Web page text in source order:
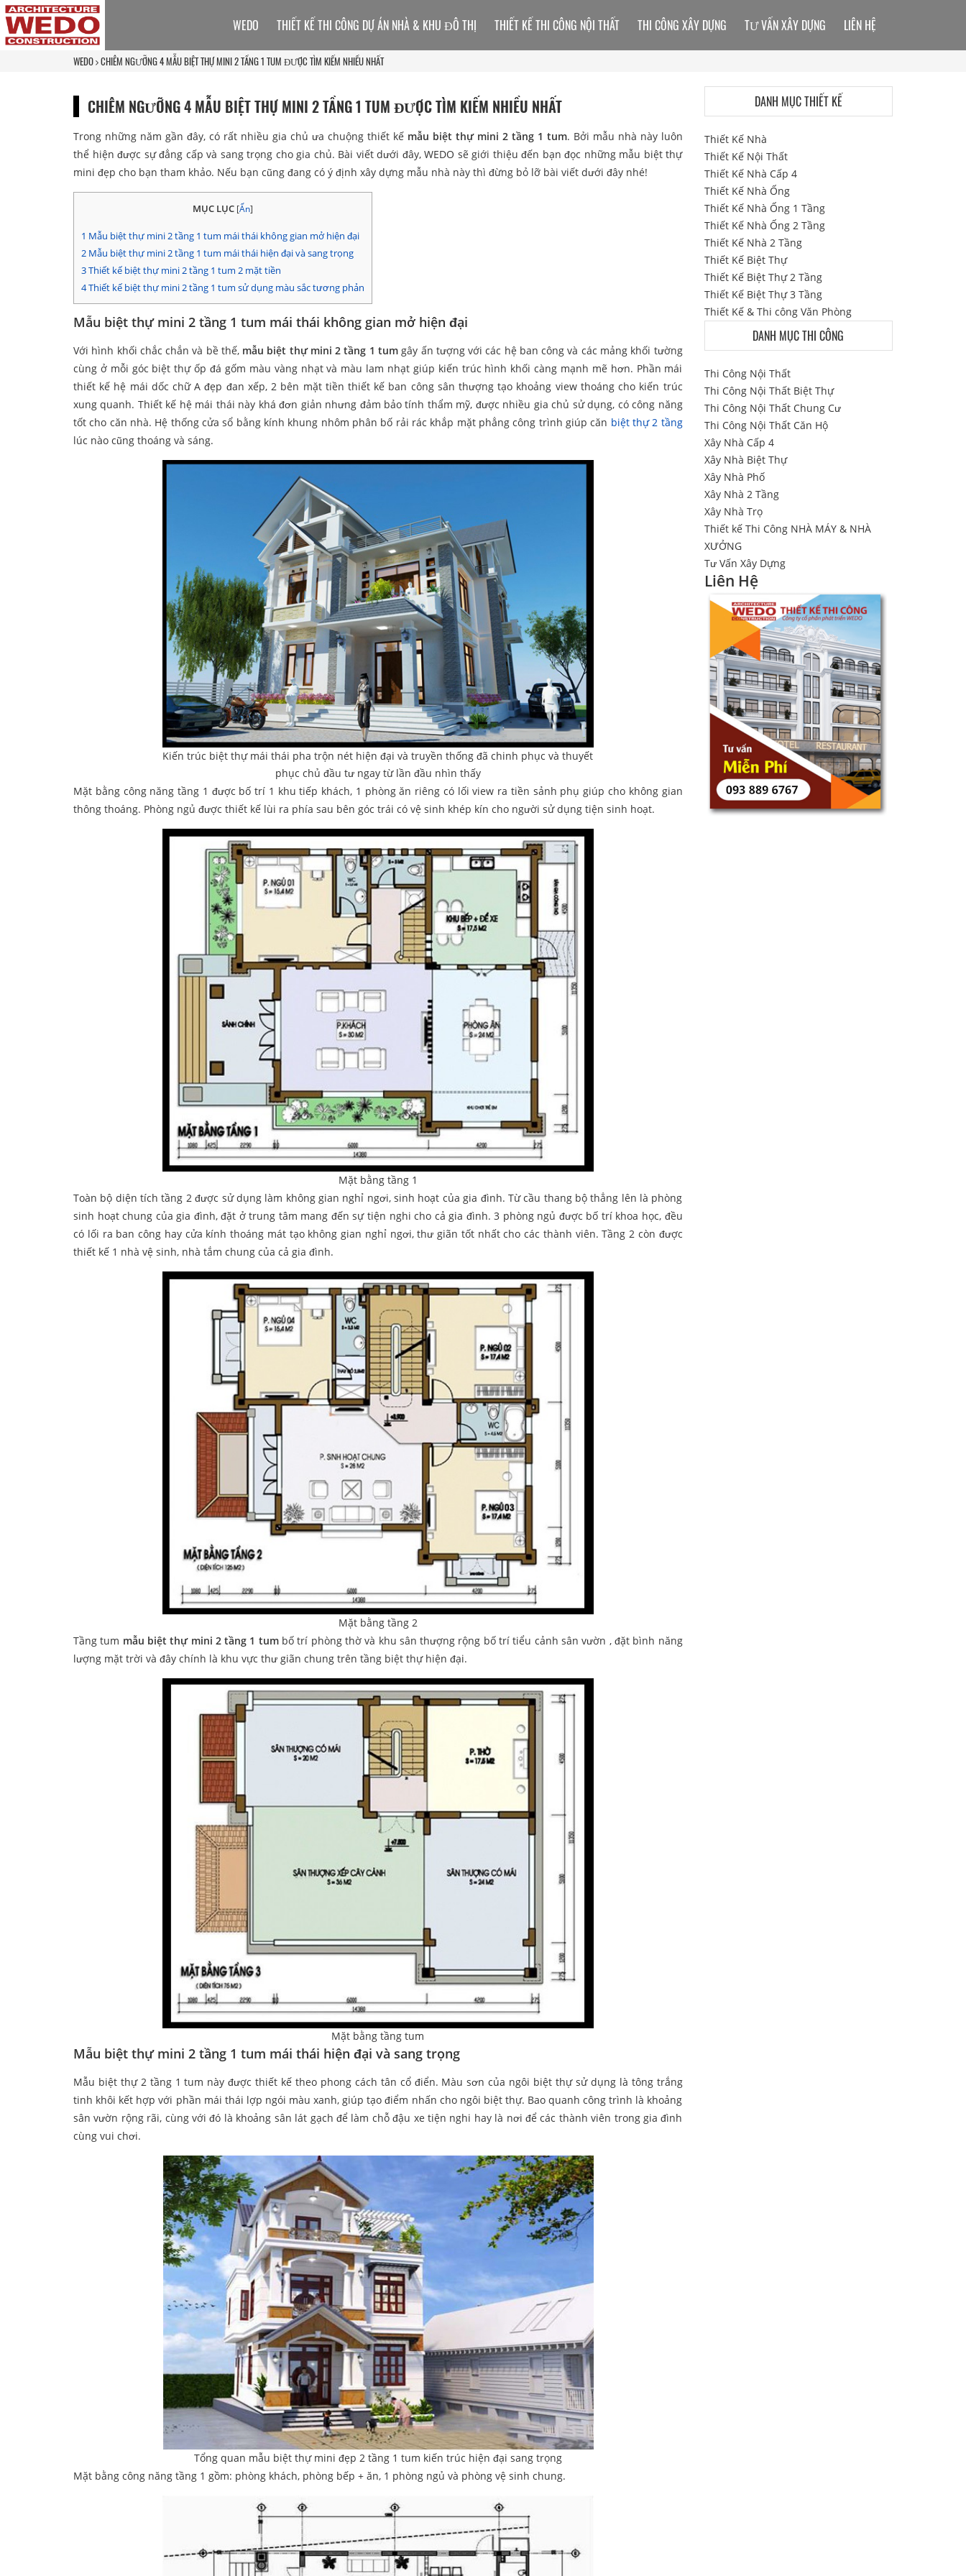
WEDO CHIÊM NGƯỠNG 4 MẪU BIỆT THỰ MINI 2 TẦNG 1 TUM ĐƯỢC TÌM KIẾM NHIỀU NHẤT
CHIÊM NGƯỠNG 4 MẪU BIỆT THỰ MINI 2 TẦNG 1 TUM ĐƯỢC TÌM KIẾM NHIỀU NHẤT
Trong những năm gần đây, có rất nhiều gia chủ ưa chuộng thiết kế mẫu biệt thự mini 2 tầng 1 tum. Bởi mẫu nhà này luôn
thể hiện được sự đẳng cấp và sang trọng cho gia chủ. Bài viết dưới đây, WEDO sẽ giới thiệu đến bạn đọc những mẫu biệt thự
mini đẹp cho bạn tham khảo. Nếu bạn cũng đang có ý định xây dựng mẫu nhà này thì đừng bỏ lỡ bài viết dưới đây nhé!
MỤC LỤC [Ẩn]
1 Mẫu biệt thự mini 2 tầng 1 tum mái thái không gian mở hiện đại
2 Mẫu biệt thự mini 2 tầng 1 tum mái thái hiện đại và sang trọng
3Thiết kế biệt thự mini 2 tầng 1 tum 2 mặt tiền
4Thiết kế biệt thự mini 2 tầng 1 tum sử dụng màu sắc tương phản
Mẫu biệt thự mini 2 tầng 1 tum mái thái không gian mở hiện đại
Với hình khối chắc chắn và bề thế, mẫu biệt thự mini 2 tầng 1 tumgây ấn tượng với các hệ ban công và các mảng khối tường
cùng ở mỗi góc biệt thự ốp đá gốm màu vàng nhạt và màu lam nhạt giúp kiến trúc hình khối càng mạnh mẽ hơn. Phần mái
thiết kế hệ mái dốc chữ A đẹp đan xếp, 2 bên mặt tiền thiết kế ban công sân thượng tạo khoảng view thoáng cho kiến trúc
xung quanh. Thiết kế hệ mái thái này khá đơn giản nhưng đảm bảo tính thẩm mỹ, được nhiều gia chủ sử dụng, có công năng
tốt cho căn nhà. Hệ thống cửa sổ bằng kính khung nhôm phân bố rải rác khắp mặt phẳng công trình giúp căn biệt thự 2 tầng
lúc nào cũng thoáng và sáng.
Kiến trúc biệt thự mái thái pha trộn nét hiện đại và truyền thống đã chinh phục và thuyết
phục chủ đầu tư ngay từ lần đầu nhìn thấy
Mặt bằng công năng tầng 1 được bố trí 1 khu tiếp khách, 1 phòng ăn riêng có lối view ra tiền sảnh phụ giúp cho không gian
thông thoáng. Phòng ngủ được thiết kế lùi ra phía sau bên góc trái có vệ sinh khép kín cho người sử dụng tiện sinh hoạt.
Mặt bằng tầng 1
Toàn bộ diện tích tầng 2 được sử dụng làm không gian nghỉ ngơi, sinh hoạt của gia đình. Từ cầu thang bộ thẳng lên là phòng
sinh hoạt chung của gia đình, đặt ở trung tâm mang đến sự tiện nghi cho cả gia đình. 3 phòng ngủ được bố trí khoa học, đều
có lối ra ban công hay cửa kính thoáng mát tạo không gian nghỉ ngơi, thư giãn tốt nhất cho các thành viên. Tầng 2 còn được
thiết kế 1 nhà vệ sinh, nhà tắm chung của cả gia đình.
Mặt bằng tầng 2
Tầng tum mẫu biệt thự mini 2 tầng 1 tum bố trí phòng thờ và khu sân thượng rộng bố trí tiểu cảnh sân vườn , đặt bình năng
lượng mặt trời và đây chính là khu vực thư giãn chung trên tầng biệt thự hiện đại.
Mặt bằng tầng tum
Mẫu biệt thự mini 2 tầng 1 tum mái thái hiện đại và sang trọng
Mẫu biệt thự 2 tầng 1 tum này được thiết kế theo phong cách tân cổ điển. Màu sơn của ngôi biệt thự sử dụng là tông trắng
tinh khôi kết hợp với phần mái thái lợp ngói màu xanh, giúp tạo điểm nhấn cho ngôi biệt thự. Bao quanh công trình là khoảng
sân vườn rộng rãi, cùng với đó là khoảng sân lát gạch để làm chỗ đậu xe tiện nghi hay là nơi để các thành viên trong gia đình
cùng vui chơi.
Tổng quan mẫu biệt thự mini đẹp 2 tầng 1 tum kiến trúc hiện đại sang trọng
Mặt bằng công năng tầng 1 gồm: phòng khách, phòng bếp + ăn, 1 phòng ngủ và phòng vệ sinh chung.
WEDO THIẾT KẾ THI CÔNG DỰ ÁN NHÀ & KHU ĐÔ THỊ THIẾT KẾ THI CÔNG NỘI THẤT THI CÔNG XÂY DỰNG TƯ VẤN XÂY DỰNG LIÊN HỆ
DANH MỤC THIẾT KẾ
Thiết Kế Nhà
Thiết Kế Nội Thất
Thiết Kế Nhà Cấp 4
Thiết Kế Nhà Ống
Thiết Kế Nhà Ống 1 Tầng
Thiết Kế Nhà Ống 2 Tầng
Thiết Kế Nhà 2 Tầng
Thiết Kế Biệt Thự
Thiết Kế Biệt Thự 2 Tầng
Thiết Kế Biệt Thự 3 Tầng
Thiết Kế & Thi công Văn Phòng
DANH MỤC THI CÔNG
Thi Công Nội Thất
Thi Công Nội Thất Biệt Thự
Thi Công Nội Thất Chung Cư
Thi Công Nội Thất Căn Hộ
Xây Nhà Cấp 4
Xây Nhà Biệt Thự
Xây Nhà Phố
Xây Nhà 2 Tầng
Xây Nhà Trọ
Thiết kế Thi Công NHÀ MÁY & NHÀ
XƯỞNG
Tư Vấn Xây Dựng
Liên Hệ